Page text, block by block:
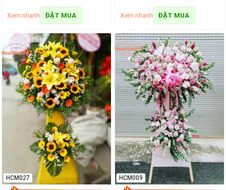
Xem nhanh ĐẶT MUA Xem nhanh ĐẶT MUA
HCM027 HCM009